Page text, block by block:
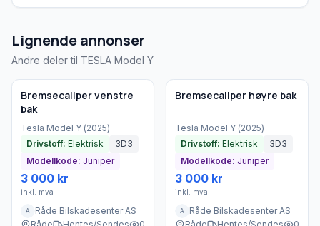
Lignende annonser
Andre deler til TESLA Model Y
Brukt - som ny
Bedrift
Bremsecaliper venstre
bak
Tesla Model Y (2025)
Drivstoff: Elektrisk
3D3
Modellkode: Juniper
3 000 kr
inkl. mva
A
Råde Bilskadesenter AS
Bedrift
Bremsecaliper høyre bak
Tesla Model Y (2025)
Drivstoff: Elektrisk
3D3
Modellkode: Juniper
3 000 kr
inkl. mva
A
Råde Bilskadesenter AS